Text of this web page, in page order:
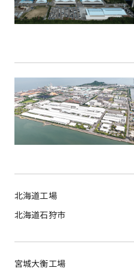
北海道工場
北海道石狩市
宮城大衡工場